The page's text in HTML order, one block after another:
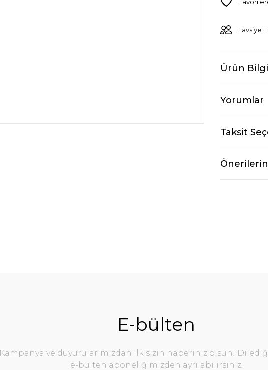
Tavsiye
Ürün
Yorumlar
Taksit
E-bülten
Kampanya ve duyurularımızdan ilk sizin haberiniz olsun!
e-bülten aboneliğimizden ayrılabilirsiniz.